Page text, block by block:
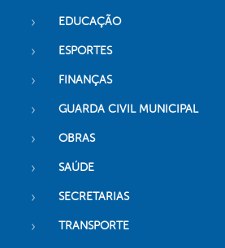
EDUCAÇÃO
ESPORTES
FINANÇAS
GUARDA CIVIL MUNICIPAL
OBRAS
SAÚDE
SECRETARIAS
TRANSPORTE